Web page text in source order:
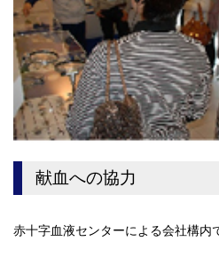
献血への協力
赤十字血液センターによる会社構内